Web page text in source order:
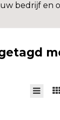
bedrijf en